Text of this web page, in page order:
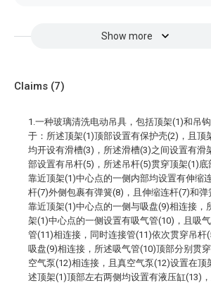
Show more
Claims (7)
1.一种玻璃清洗电动吊具，包括顶架(1)和吊
于：所述顶架(1)顶部设置有保护壳(2)，且顶
均开设有滑槽(3)，所述滑槽(3)之间设置有滑
部设置有吊杆(5)，所述吊杆(5)贯穿顶架(1)
靠近顶架(1)中心点的一侧内部均设置有伸缩
杆(7)外侧包裹有弹簧(8)，且伸缩连杆(7)和
靠近顶架(1)中心点的一侧与吸盘(9)相连接，
架(1)中心点的一侧设置有吸气管(10)，且吸
管(11)相连接，同时连接管(11)依次贯穿吊杆
吸盘(9)相连接，所述吸气管(10)顶部分别贯
空气泵(12)相连接，且真空气泵(12)设置在顶
述顶架(1)顶部左右两侧均设置有液压缸(13)